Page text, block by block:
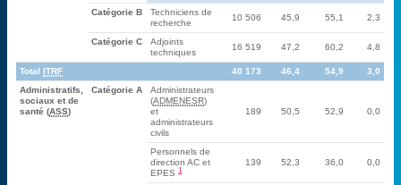
Catégorie B
Techniciens de
recherche
10 506 45,9 55,1 2,3
Catégorie C
Adjoints
techniques
16 519 47,2 60,2 4,8
TotalITRF 40 173 46,4 54,9
3,0
Administratifs,
sociaux et de
santé (ASS)
Catégorie A
Administrateurs
(ADMENESR)
et
administrateurs
civils
189 50,5 52,9 0,0
Personnels de
direction AC et
EPES1
139 52,3 36,0 0,0